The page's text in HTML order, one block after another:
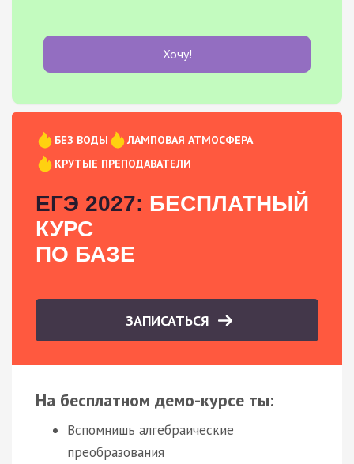
Хочу!
БЕЗ ВОДЫ
ЛАМПОВАЯ АТМОСФЕРА
КРУТЫЕ ПРЕПОДАВАТЕЛИ
ЕГЭ 2027: БЕСПЛАТНЫЙ
КУРС
ПО БАЗЕ
ЗАПИСАТЬСЯ
На бесплатном демо-курсе ты:
Вспомнишь алгебраические
преобразования